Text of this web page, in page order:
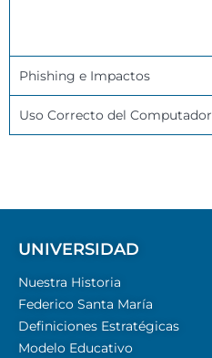
Phishing e Impactos
Uso Correcto del Computador
UNIVERSIDAD
Nuestra Historia
Federico Santa María
Definiciones Estratégicas
Modelo Educativo